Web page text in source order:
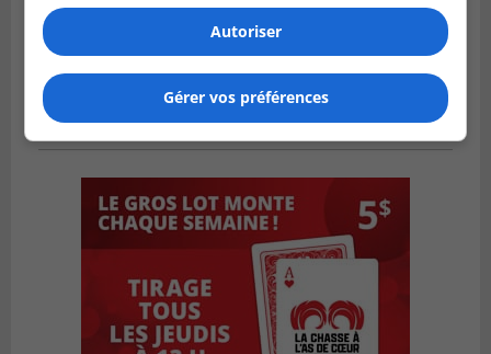
Autoriser
Gérer vos préférences